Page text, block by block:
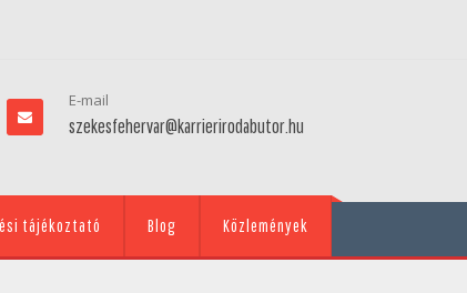
E-mail
szekesfehervar@karrierirodabutor.hu
tájékoztató Blog Közlemények